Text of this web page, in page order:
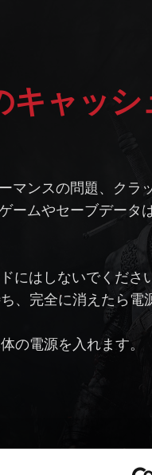
キャッ
マンスの問題、クラ
ームやセーブデータ
にはしないでくださ
、完全に消えたら電
の電源を入れます。